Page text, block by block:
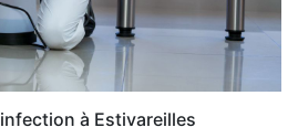
à Estivareilles